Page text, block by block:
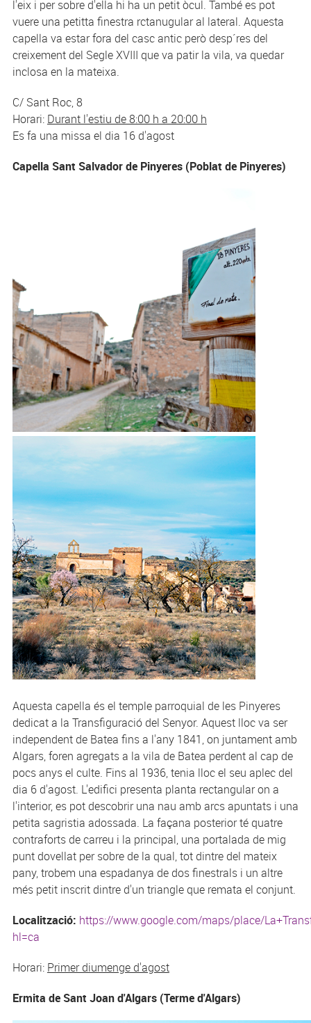
l'eix i per sobre d'ella hi ha un petit òcul. També es pot
vuere una petitta finestra rctanugular al lateral. Aquesta
capella va estar fora del casc antic però desp´res del
creixement del Segle XVIII que va patir la vila, va quedar
inclosa en la mateixa.
C/ Sant Roc, 8
Horari: Durant l'estiu de 8:00 h a 20:00 h
Es fa una missa el dia 16 d'agost
Capella Sant Salvador de Pinyeres (Poblat de Pinyeres)
Aquesta capella és el temple parroquial de les Pinyeres
dedicat a la Transfiguració del Senyor. Aquest lloc va ser
independent de Batea fins a l'any 1841, on juntament amb
Algars, foren agregats a la vila de Batea perdent al cap de
pocs anys el culte. Fins al 1936, tenia lloc el seu aplec del
dia 6 d'agost. L'edifici presenta planta rectangular on a
l'interior, es pot descobrir una nau amb arcs apuntats i una
petita sagristia adossada. La façana posterior té quatre
contraforts de carreu i la principal, una portalada de mig
punt dovellat per sobre de la qual, tot dintre del mateix
pany, trobem una espadanya de dos finestrals i un altre
més petit inscrit dintre d'un triangle que remata el conjunt.
Localització: https://www.google.com/maps/place/
hl=ca
Horari: Primer diumenge d'agost
Ermita de Sant Joan d'Algars (Terme d'Algars)